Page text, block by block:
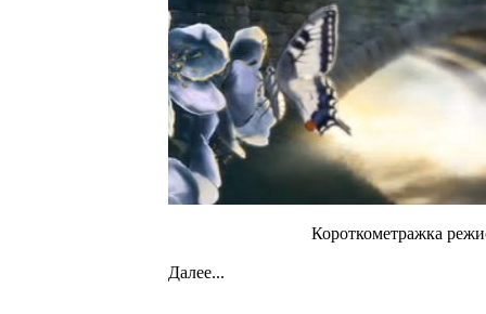
Короткометражка
Далее...